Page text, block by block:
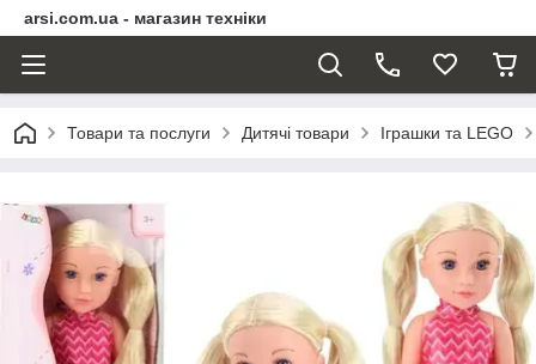
arsi.com.ua - магазин техніки
Товари та послуги Дитячі товари Іграшки та LEGO